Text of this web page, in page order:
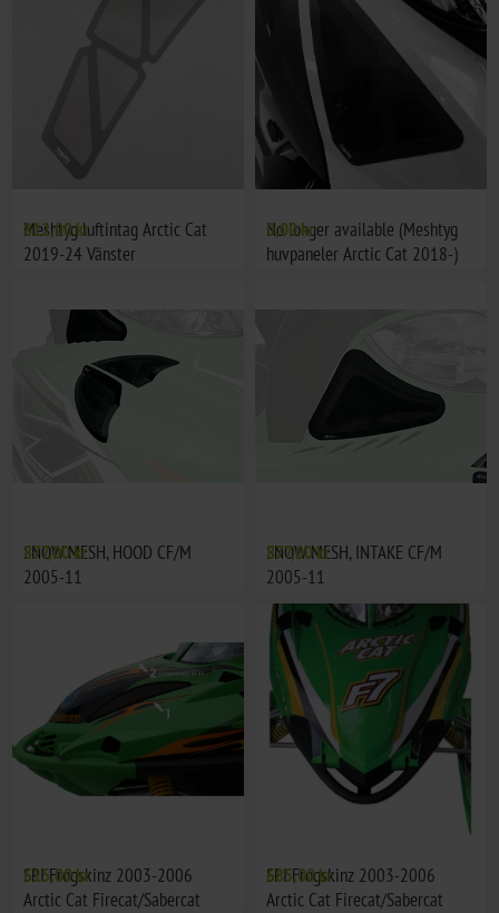
Meshtyg luftintag Arctic Cat
2019-24 Vänster
812,00 kr
No longer available (Meshtyg
huvpaneler Arctic Cat 2018-)
0,00 kr
SNOW MESH, HOOD CF/M
2005-11
877,00 kr
SNOW MESH, INTAKE CF/M
2005-11
877,00 kr
SPI Frogskinz 2003-2006
Arctic Cat Firecat/Sabercat
615,00 kr
SPI Frogskinz 2003-2006
Arctic Cat Firecat/Sabercat
685,00 kr